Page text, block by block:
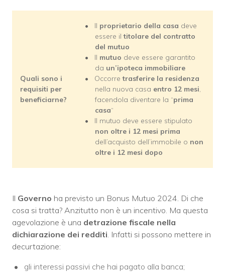
Quali sono i
requisiti per
beneficiarne?
Il proprietario della casa deve
essere iltitolare del contratto
del mutuo
Il mutuo deve essere garantito
da un’ipoteca immobiliare
Occorretrasferire la residenza
nella nuova casa entro 12 mesi,
facendola diventare la “prima
casa“
Il mutuo deve essere stipulato
non oltre i 12 mesi prima
dell’acquisto dell’immobile o non
oltre i 12 mesi dopo
Il Governo ha previsto un Bonus Mutuo 2024. Di che
cosa si tratta? Anzitutto non è un incentivo. Ma questa
agevolazione è una detrazione fiscale nella
dichiarazione dei redditi . Infatti si possono mettere in
decurtazione:
gli interessi passivi che hai pagato alla banca;